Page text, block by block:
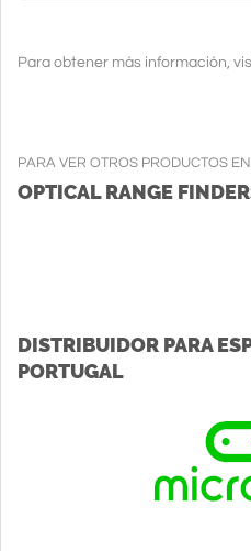
Para obtener más información,
PARA VER OTROS PRODUCTOS
OPTICAL RANGE
DISTRIBUIDOR PARA
PORTUGAL